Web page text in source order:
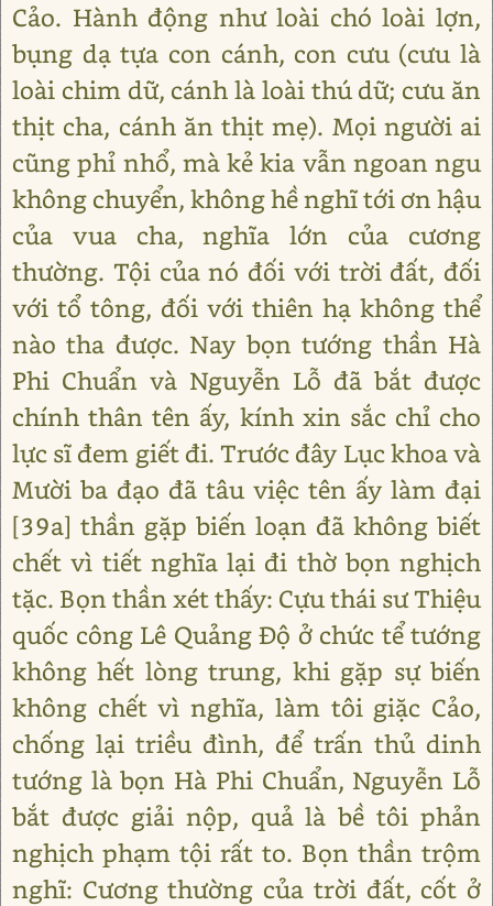
Cảo. Hành động như loài chó loài lợn,
bụng dạ tựa con cánh, con cưu (cưu là
loài chim dữ, cánh là loài thú dữ; cưu ăn
thịt cha, cánh ăn thịt mẹ). Mọi người ai
cũng phỉ nhổ, mà kẻ kia vẫn ngoan ngu
không chuyển, không hề nghĩ tới ơn hậu
của vua cha, nghĩa lớn của cương
thường. Tội của nó đối với trời đất, đối
với tổ tông, đối với thiên hạ không thể
nào tha được. Nay bọn tướng thần Hà
Phi Chuẩn và Nguyễn Lỗ đã bắt được
chính thân tên ấy, kính xin sắc chỉ cho
lực sĩ đem giết đi. Trước đây Lục khoa và
Mười ba đạo đã tâu việc tên ấy làm đại
[39a] thần gặp biến loạn đã không biết
chết vì tiết nghĩa lại đi thờ bọn nghịch
tặc. Bọn thần xét thấy: Cựu thái sư Thiệu
quốc công Lê Quảng Độ ở chức tể tướng
không hết lòng trung, khi gặp sự biến
không chết vì nghĩa, làm tôi giặc Cảo,
chống lại triều đình, để trấn thủ dinh
tướng là bọn Hà Phi Chuẩn, Nguyễn Lỗ
bắt được giải nộp, quả là bề tôi phản
nghịch phạm tội rất to. Bọn thần trộm
nghĩ: Cương thường của trời đất, cốt ở